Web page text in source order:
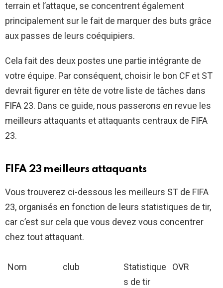
terrain et l’attaque, se concentrent également
principalement sur le fait de marquer des buts grâce
aux passes de leurs coéquipiers.
Cela fait des deux postes une partie intégrante de
votre équipe. Par conséquent, choisir le bon CF et ST
devrait figurer en tête de votre liste de tâches dans
FIFA 23. Dans ce guide, nous passerons en revue les
meilleurs attaquants et attaquants centraux de FIFA
23.
FIFA 23 meilleurs attaquants
Vous trouverez ci-dessous les meilleurs ST de FIFA
23, organisés en fonction de leurs statistiques de tir,
car c’est sur cela que vous devez vous concentrer
chez tout attaquant.
Nom club
Statistique
s de tir
OVR